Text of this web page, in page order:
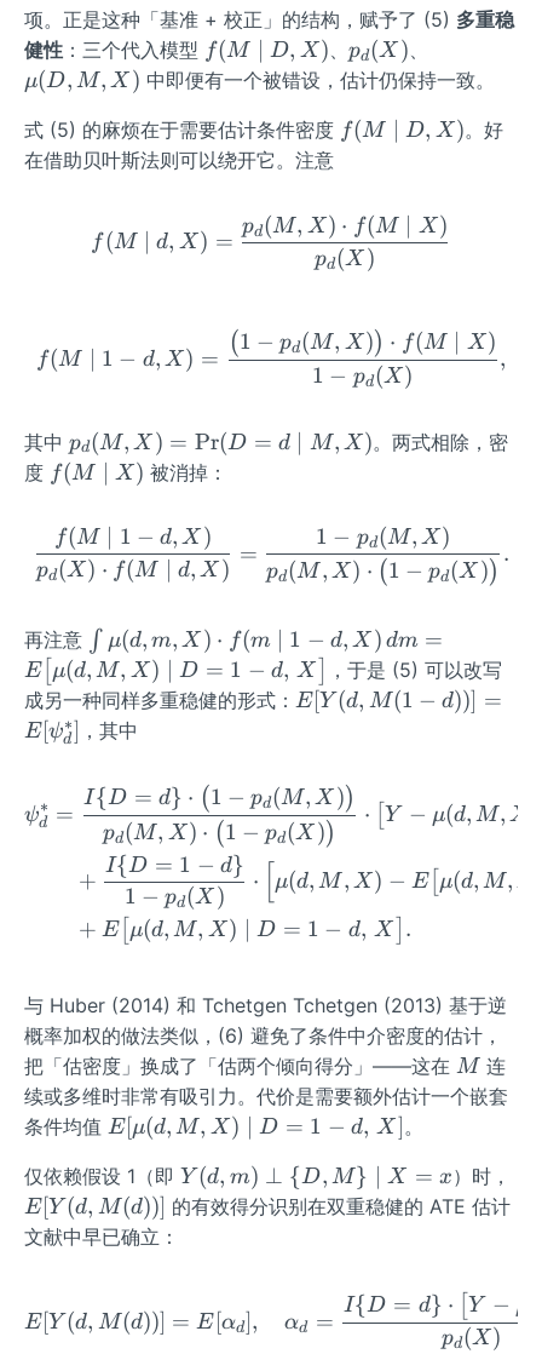
=d
\m
id
X)
E
(Y
\m
id
D,
M,
项。正是这种「基准 + 校正」的结构，赋予了 (5) 多重稳
健性 ：三个代入模型 f
(M
id
D,
f(M D, X )、p_
d
pd(X )、
u
M,
μ(D, M, X ) 中即便有一个被错设，估计仍保持一致。
式 (5) 的麻烦在于需要估计条件密度 f
D,
X)
f(M D, X )。好
在借助贝叶斯法则可以绕开它。注意
f(M\mid
f(M d, X ) =
pd(X )
pd(M, X ) ⋅ f(M X )
f(M\mid 1-
f(M 1 − d, X ) =
1 − pd(X )
(1 − pd(M, X )) ⋅ f(M X )
,
其中 p_
d
X)
=
\P
=d
\m
id
M,
X)
pd(M, X ) = Pr(D = d ∣ M, X )。两式相除，密
度 f
\m
id
X)
f(M ∣ X ) 被消掉：
\frac{f(M\mid 1-
pd(X ) ⋅ f(M d, X )
f(M 1 − d, X )
=
pd(M , X ) ⋅ (1 − pd(X ))
1 − pd(M, X )
.
再注意 \in
\m
u
(d,
X)
\cd
ot f
(m
\mi
d 1
X)
\,d
m=
E
\bi
gl
[\m
u
(d,
M,
\mi
d D
∫ μ(d, m, X ) ⋅ f(m ∣ 1 − d, X ) dm =
E μ(d, M, X ) ∣ D = 1 − d, X
，于是 (5) 可以改写
成另一种同样多重稳健的形式： E
M
(1-
d))]
=E
[\p
si_
E[Y (d, M(1 − d))] =
E[ψd
∗] ，其中
\begin{aligned}
ψd
∗ =
pd(M, X ) ⋅ (1 − pd(X ))
I{D = d} ⋅ (1 − pd(M, X ))
⋅ Y − μ(d, M, X
+
1 − pd(X )
I{D = 1 − d}
⋅ [μ(d, M , X ) − E[ μ(d, M, X
+ E μ(d, M, X ) D = 1 − d, X .
与 Huber (2014) 和 Tchetgen Tchetgen (2013) 基于逆
概率加权的做法类似，(6) 避免了条件中介密度的估计，
把「估密度」换成了「估两个倾向得分」——这在 M
M 连
续或多维时非常有吸引力。代价是需要额外估计一个嵌套
条件均值 E
u
(d,
M,
d D
E [μ(d, M, X ) D = 1 − d, X ]。
仅依赖假设 1（即 Y
(d,
{D,
Y (d, m) ⊥ {D, M} X = x）时，
E [Y (d, M(d))] 的有效得分识别在双重稳健的 ATE 估计
文献中早已确立：
E [Y (d, M(d))] = E [αd], αd =
pd(X )
I{D = d} ⋅ [Y − μ